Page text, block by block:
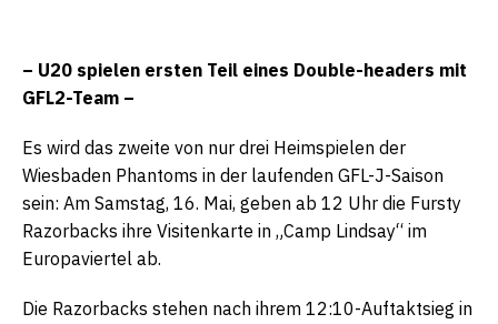
– U20 spielen ersten Teil eines Double-headers mit
GFL2-Team –
Es wird das zweite von nur drei Heimspielen der
Wiesbaden Phantoms in der laufenden GFL-J-Saison
sein: Am Samstag, 16. Mai, geben ab 12 Uhr die Fursty
Razorbacks ihre Visitenkarte in „Camp Lindsay“ im
Europaviertel ab.
Die Razorbacks stehen nach ihrem 12:10-Auftaktsieg in